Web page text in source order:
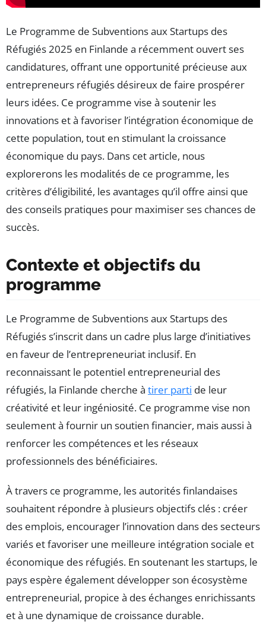
Le Programme de Subventions aux Startups des
Réfugiés 2025 en Finlande a récemment ouvert ses
candidatures, offrant une opportunité précieuse aux
entrepreneurs réfugiés désireux de faire prospérer
leurs idées. Ce programme vise à soutenir les
innovations et à favoriser l’intégration économique de
cette population, tout en stimulant la croissance
économique du pays. Dans cet article, nous
explorerons les modalités de ce programme, les
critères d’éligibilité, les avantages qu’il offre ainsi que
des conseils pratiques pour maximiser ses chances de
succès.
Contexte et objectifs du
programme
Le Programme de Subventions aux Startups des
Réfugiés s’inscrit dans un cadre plus large d’initiatives
en faveur de l’entrepreneuriat inclusif. En
reconnaissant le potentiel entrepreneurial des
réfugiés, la Finlande cherche à tirer parti de leur
créativité et leur ingéniosité. Ce programme vise non
seulement à fournir un soutien financier, mais aussi à
renforcer les compétences et les réseaux
professionnels des bénéficiaires.
À travers ce programme, les autorités finlandaises
souhaitent répondre à plusieurs objectifs clés : créer
des emplois, encourager l’innovation dans des secteurs
variés et favoriser une meilleure intégration sociale et
économique des réfugiés. En soutenant les startups, le
pays espère également développer son écosystème
entrepreneurial, propice à des échanges enrichissants
et à une dynamique de croissance durable.